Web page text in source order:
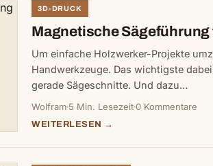
3D-DRUCK
Magnetische
Um einfache Holzwerker-Projekte
Handwerkzeuge. Das wichtigste
gerade Sägeschnitte. Und dazu…
Wolfram 5 Min. Lesezeit0 Kommentare
WEITERLESEN →